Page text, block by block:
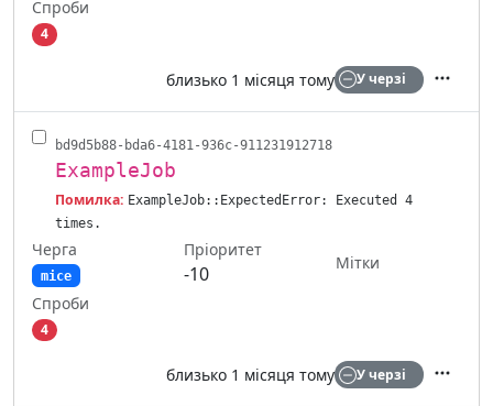
Спроби
4
близько 1 місяця тому У черзі
bd9d5b88-bda6-4181-936c-911231912718
ExampleJob
Помилка: ExampleJob::ExpectedError: Executed 4
times.
Черга
mice
Пріоритет
-10
Мітки
Спроби
4
близько 1 місяця тому У черзі